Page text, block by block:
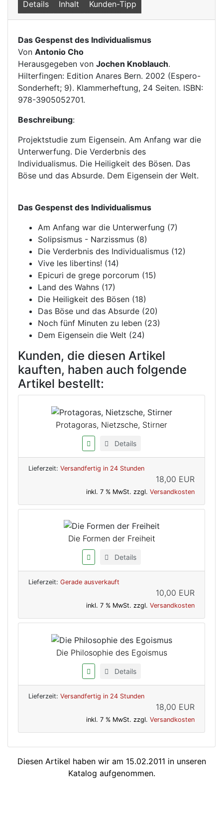
Details Inhalt Kunden-Tipp
Das Gespenst des Individualismus
Von Antonio Cho
Herausgegeben von Jochen Knoblauch.
Hilterfingen: Edition Anares Bern. 2002 (Espero-
Sonderheft; 9). Klammerheftung, 24 Seiten. ISBN:
978-3905052701.
Beschreibung:
Projektstudie zum Eigensein. Am Anfang war die
Unterwerfung. Die Verderbnis des
Individualismus. Die Heiligkeit des Bösen. Das
Böse und das Absurde. Dem Eigensein der Welt.
Das Gespenst des Individualismus
Am Anfang war die Unterwerfung (7)
Solipsismus - Narzissmus (8)
Die Verderbnis des Individualismus (12)
Vive les libertins! (14)
Epicuri de grege porcorum (15)
Land des Wahns (17)
Die Heiligkeit des Bösen (18)
Das Böse und das Absurde (20)
Noch fünf Minuten zu leben (23)
Dem Eigensein die Welt (24)
Kunden, die diesen Artikel
kauften, haben auch folgende
Artikel bestellt:
Protagoras, Nietzsche, Stirner
Details
Lieferzeit: Versandfertig in 24 Stunden
18,00 EUR
inkl. 7 % MwSt. zzgl. Versandkosten
Die Formen der Freiheit
Details
Lieferzeit: Gerade ausverkauft
10,00 EUR
inkl. 7 % MwSt. zzgl. Versandkosten
Die Philosophie des Egoismus
Details
Lieferzeit: Versandfertig in 24 Stunden
18,00 EUR
inkl. 7 % MwSt. zzgl. Versandkosten
Diesen Artikel haben wir am 15.02.2011 in unseren
Katalog aufgenommen.